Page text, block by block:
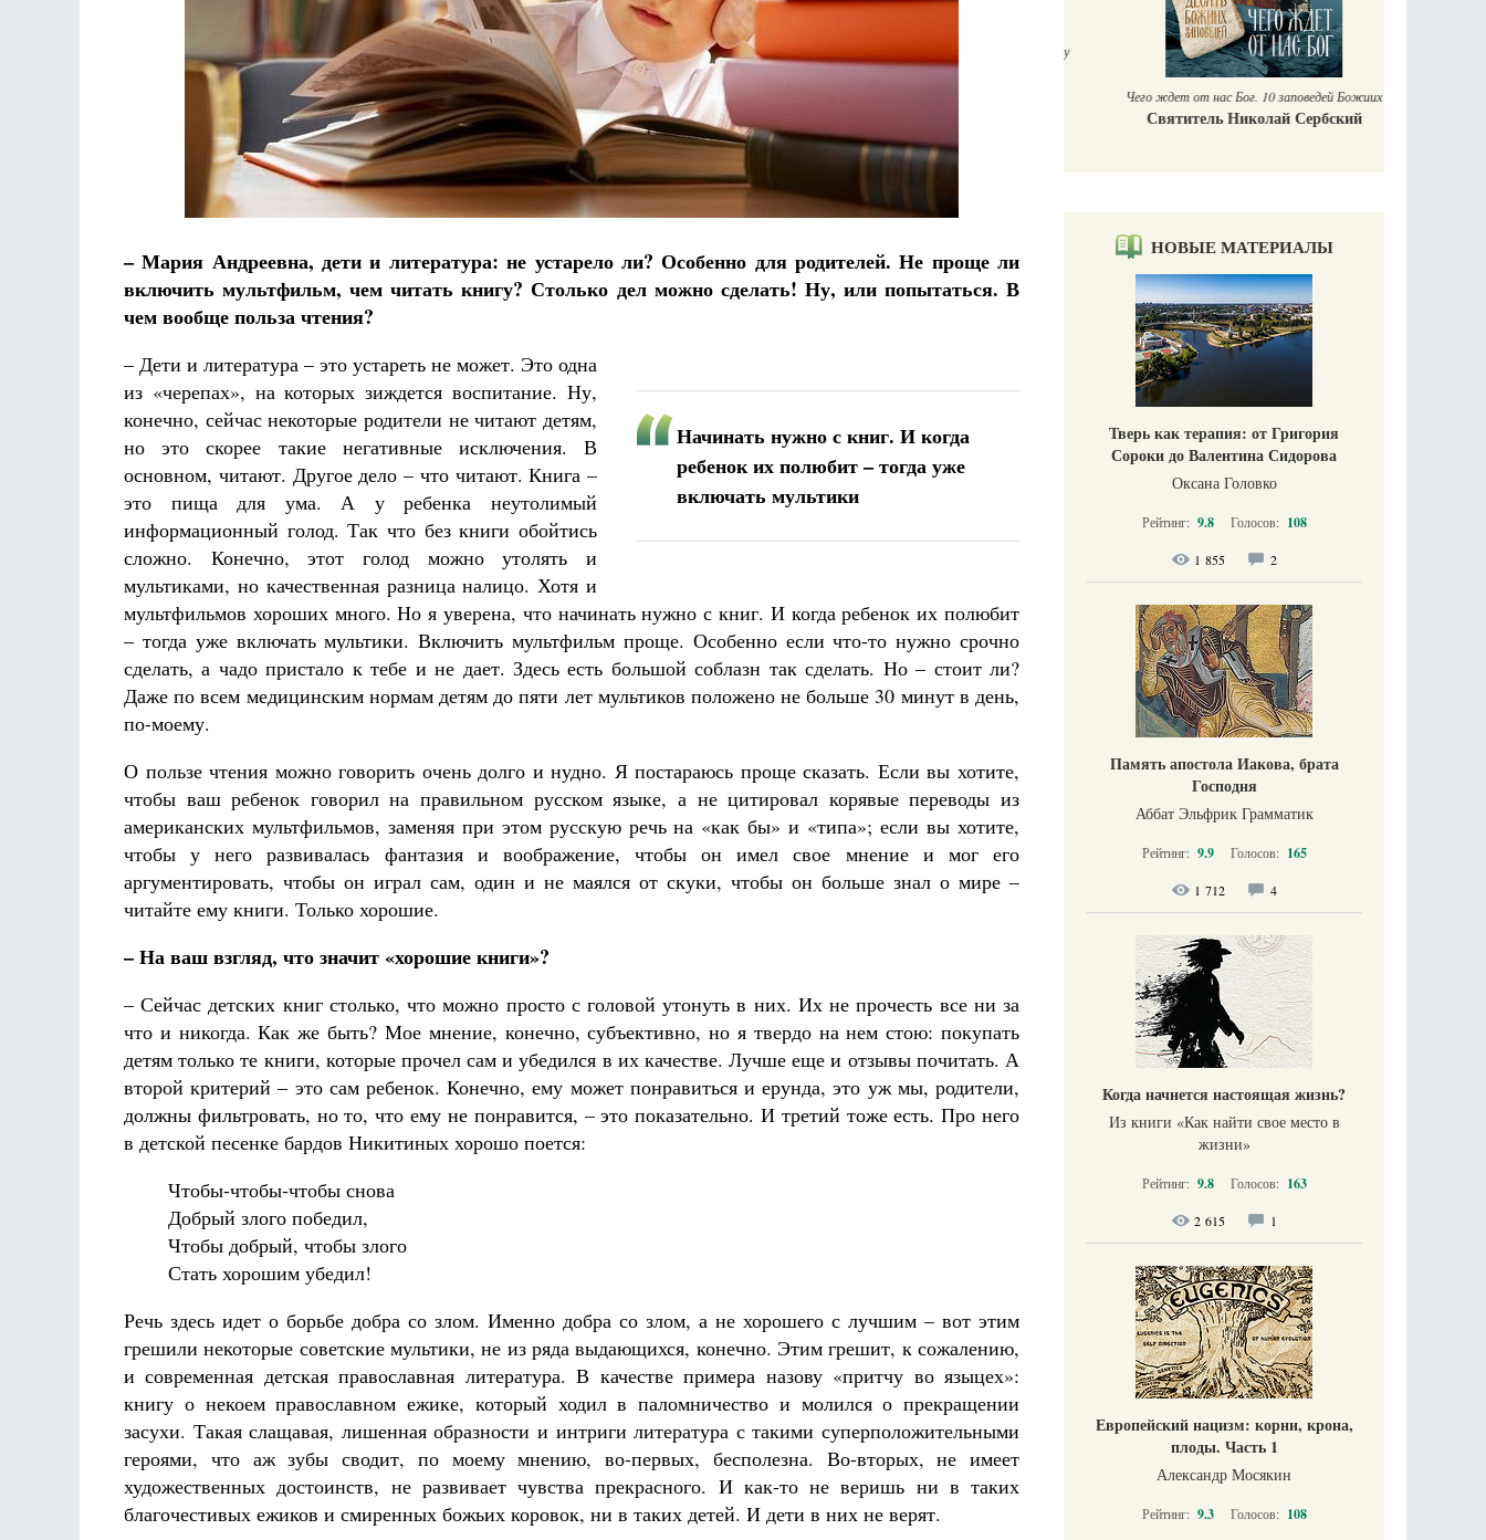
– Мария Андреевна, дети и литература: не устарело ли? Особенно для родителей. Не проще ли
включить мультфильм, чем читать книгу? Столько дел можно сделать! Ну, или попытаться. В
чем вообще польза чтения?
Начинать нужно с книг. И когда
ребенок их полюбит – тогда уже
включать мультики
– Дети и литература – это устареть не может. Это одна
из «черепах», на которых зиждется воспитание. Ну,
конечно, сейчас некоторые родители не читают детям,
но это скорее такие негативные исключения. В
основном, читают. Другое дело – что читают. Книга –
это пища для ума. А у ребенка неутолимый
информационный голод. Так что без книги обойтись
сложно. Конечно, этот голод можно утолять и
мультиками, но качественная разница налицо. Хотя и
мультфильмов хороших много. Но я уверена, что начинать нужно с книг. И когда ребенок их полюбит
– тогда уже включать мультики. Включить мультфильм проще. Особенно если что-то нужно срочно
сделать, а чадо пристало к тебе и не дает. Здесь есть большой соблазн так сделать. Но – стоит ли?
Даже по всем медицинским нормам детям до пяти лет мультиков положено не больше 30 минут в день,
по-моему.
О пользе чтения можно говорить очень долго и нудно. Я постараюсь проще сказать. Если вы хотите,
чтобы ваш ребенок говорил на правильном русском языке, а не цитировал корявые переводы из
американских мультфильмов, заменяя при этом русскую речь на «как бы» и «типа»; если вы хотите,
чтобы у него развивалась фантазия и воображение, чтобы он имел свое мнение и мог его
аргументировать, чтобы он играл сам, один и не маялся от скуки, чтобы он больше знал о мире –
читайте ему книги. Только хорошие.
– На ваш взгляд, что значит «хорошие книги»?
– Сейчас детских книг столько, что можно просто с головой утонуть в них. Их не прочесть все ни за
что и никогда. Как же быть? Мое мнение, конечно, субъективно, но я твердо на нем стою: покупать
детям только те книги, которые прочел сам и убедился в их качестве. Лучше еще и отзывы почитать. А
второй критерий – это сам ребенок. Конечно, ему может понравиться и ерунда, это уж мы, родители,
должны фильтровать, но то, что ему не понравится, – это показательно. И третий тоже есть. Про него
в детской песенке бардов Никитиных хорошо поется:
Чтобы-чтобы-чтобы снова
Добрый злого победил,
Чтобы добрый, чтобы злого
Стать хорошим убедил!
Речь здесь идет о борьбе добра со злом. Именно добра со злом, а не хорошего с лучшим – вот этим
грешили некоторые советские мультики, не из ряда выдающихся, конечно. Этим грешит, к сожалению,
и современная детская православная литература. В качестве примера назову «притчу во языцех»:
книгу о некоем православном ежике, который ходил в паломничество и молился о прекращении
засухи. Такая слащавая, лишенная образности и интриги литература с такими суперположительными
героями, что аж зубы сводит, по моему мнению, во-первых, бесполезна. Во-вторых, не имеет
художественных достоинств, не развивает чувства прекрасного. И как-то не веришь ни в таких
благочестивых ежиков и смиренных божьих коровок, ни в таких детей. И дети в них не верят.
Разлуки не будет
Фредерика де Грааф Как найти своё место в жизни
Кирилл Мурышев
Великомученик Георгий Победоносец. Научись у
святого
Чего ждет от нас Бог. 10 заповедей Божиих
Святитель Николай Сербский
НОВЫЕ МАТЕРИАЛЫ
Тверь как терапия: от Григория
Сороки до Валентина Сидорова
Оксана Головко
Рейтинг: 9.8 Голосов: 108
1 855 2
Память апостола Иакова, брата
Господня
Аббат Эльфрик Грамматик
Рейтинг: 9.9 Голосов: 165
1 712 4
Когда начнется настоящая жизнь?
Из книги «Как найти свое место в
жизни​»
Рейтинг: 9.8 Голосов: 163
2 615 1
Европейский нацизм: корни, крона,
плоды. Часть 1
Александр Мосякин
Рейтинг: 9.3 Голосов: 108